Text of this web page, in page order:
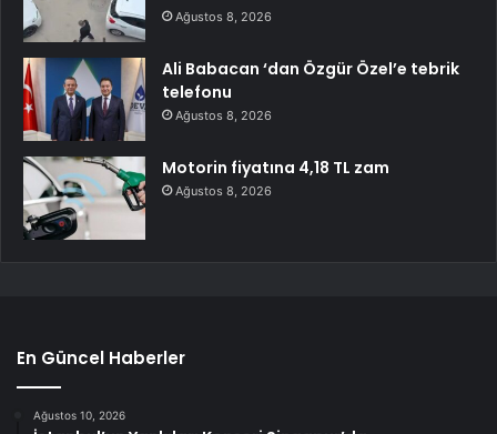
Ağustos 8, 2026
Ali Babacan ‘dan Özgür Özel’e tebrik
telefonu
Ağustos 8, 2026
Motorin fiyatına 4,18 TL zam
Ağustos 8, 2026
En Güncel Haberler
Ağustos 10, 2026